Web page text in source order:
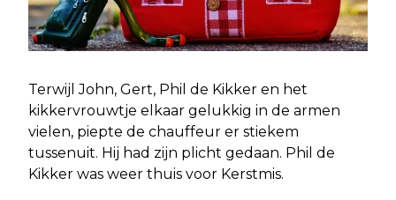
Terwijl John, Gert, Phil de Kikker en het
kikkervrouwtje elkaar gelukkig in de armen
vielen, piepte de chauffeur er stiekem
tussenuit. Hij had zijn plicht gedaan. Phil de
Kikker was weer thuis voor Kerstmis.